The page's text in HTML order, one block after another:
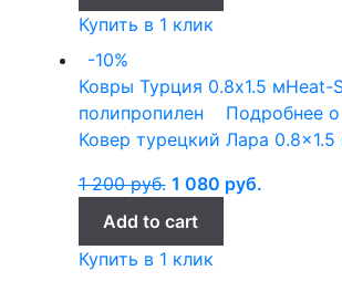
Купить в 1 клик
-10%
Ковры Турция 0.8x1.5 мHeat-
полипропилен
Подробнее
Ковер турецкий Лара
1 200руб. 1 080 руб.
Add to cart
Купить в 1 клик